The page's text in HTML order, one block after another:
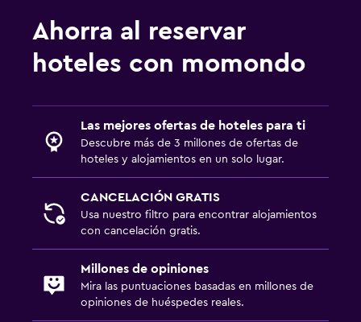
Ahorra al reservar
hoteles con momondo
Las mejores ofertas de hoteles para ti
Descubre más de 3 millones de ofertas de
hoteles y alojamientos en un solo lugar.
CANCELACIÓN GRATIS
Usa nuestro filtro para encontrar alojamientos
con cancelación gratis.
Millones de opiniones
Mira las puntuaciones basadas en millones de
opiniones de huéspedes reales.